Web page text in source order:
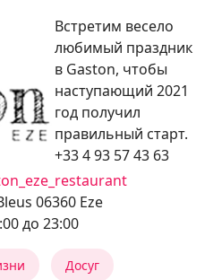
Встретим весело
любимый праздник
в Gaston, чтобы
наступающий 2021
год получил
правильный старт.
+33 4 93 57 43 63
06360 Eze
до 23:00
Досуг